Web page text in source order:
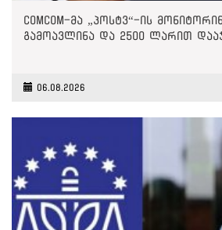
ComCom-მა „პოსტვ“-ის
გამოავლინა და 2500 ლარით
06.08.2026